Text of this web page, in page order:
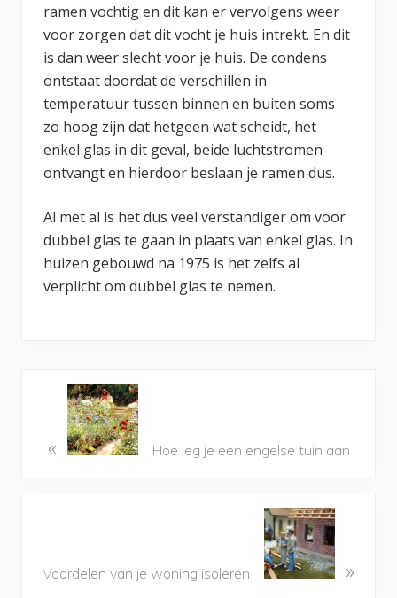
ramen vochtig en dit kan er vervolgens weer
voor zorgen dat dit vocht je huis intrekt. En dit
is dan weer slecht voor je huis. De condens
ontstaat doordat de verschillen in
temperatuur tussen binnen en buiten soms
zo hoog zijn dat hetgeen wat scheidt, het
enkel glas in dit geval, beide luchtstromen
ontvangt en hierdoor beslaan je ramen dus.
Al met al is het dus veel verstandiger om voor
dubbel glas te gaan in plaats van enkel glas. In
huizen gebouwd na 1975 is het zelfs al
verplicht om dubbel glas te nemen.
« Hoe leg je een engelse tuin aan
Voordelen van je woning isoleren »